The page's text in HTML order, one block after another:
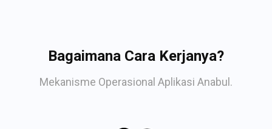
Bagaimana Cara Kerjanya?
Mekanisme Operasional Aplikasi Anabul.